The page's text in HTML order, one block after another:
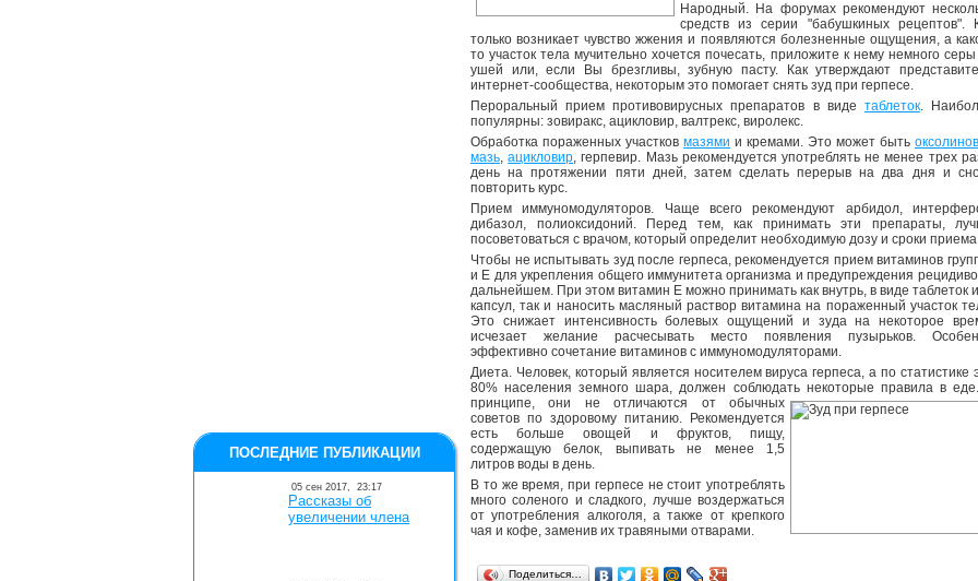
Народный. На форумах рекомендуют
средств из серии "бабушкиных рецептов".
только возникает чувство жжения и появляются болезненные ощущения, а
то участок тела мучительно хочется почесать, приложите к нему немного серы
ушей или, если Вы брезгливы, зубную пасту. Как утверждают
интернет-сообщества, некоторым это помогает снять зуд при герпесе.
Пероральный прием противовирусных препаратов в виде таблеток.
популярны: зовиракс, ацикловир, валтрекс, виролекс.
Обработка пораженных участков мазями и кремами. Это может быть
мазь,ацикловир, герпевир. Мазь рекомендуется употреблять не менее трех
день на протяжении пяти дней, затем сделать перерыв на два дня и
повторить курс.
Прием иммуномодуляторов. Чаще всего рекомендуют арбидол,
дибазол, полиоксидоний. Перед тем, как принимать эти препараты,
посоветоваться с врачом, который определит необходимую дозу и сроки
Чтобы не испытывать зуд после герпеса, рекомендуется прием витаминов
и Е для укрепления общего иммунитета организма и предупреждения
дальнейшем. При этом витамин Е можно принимать как внутрь, в виде таблеток
капсул, так и наносить масляный раствор витамина на пораженный участок
Это снижает интенсивность болевых ощущений и зуда на некоторое
исчезает желание расчесывать место появления пузырьков.
эффективно сочетание витаминов с иммуномодуляторами.
Диета. Человек, который является носителем вируса герпеса, а по статистике
80% населения земного шара, должен соблюдать некоторые правила в
принципе, они не отличаются от обычных
советов по здоровому питанию. Рекомендуется
есть больше овощей и фруктов, пищу,
содержащую белок, выпивать не менее 1,5
литров воды в день.
В то же время, при герпесе не стоит употреблять
много соленого и сладкого, лучше воздержаться
от употребления алкоголя, а также от крепкого
чая и кофе, заменив их травяными отварами.
Поделиться…
ПОСЛЕДНИЕ ПУБЛИКАЦИИ
05 сен 2017, 23:17
Рассказы об
увеличении члена